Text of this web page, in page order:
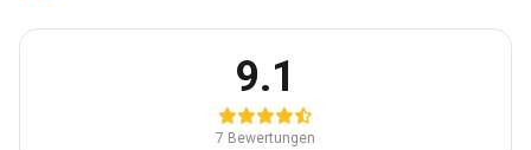
9.1
7 Bewertungen